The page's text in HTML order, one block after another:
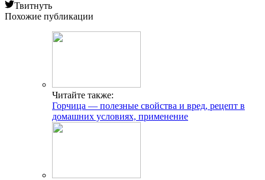
Твитнуть
Похожие публикации
Читайте также:
Горчица — полезные свойства и вред, рецепт в
домашних условиях, применение